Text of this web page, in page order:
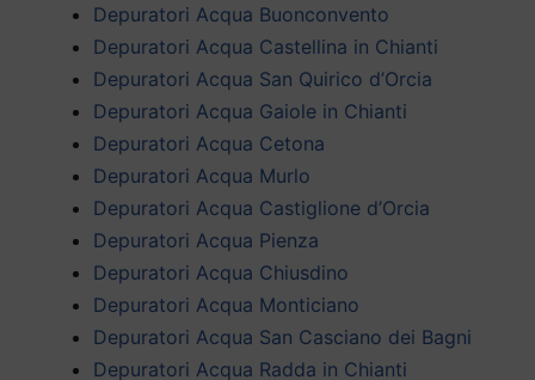
Depuratori Acqua Buonconvento
Depuratori Acqua Castellina in Chianti
Depuratori Acqua San Quirico d’Orcia
Depuratori Acqua Gaiole in Chianti
Depuratori Acqua Cetona
Depuratori Acqua Murlo
Depuratori Acqua Castiglione d’Orcia
Depuratori Acqua Pienza
Depuratori Acqua Chiusdino
Depuratori Acqua Monticiano
Depuratori Acqua San Casciano dei Bagni
Depuratori Acqua Radda in Chianti